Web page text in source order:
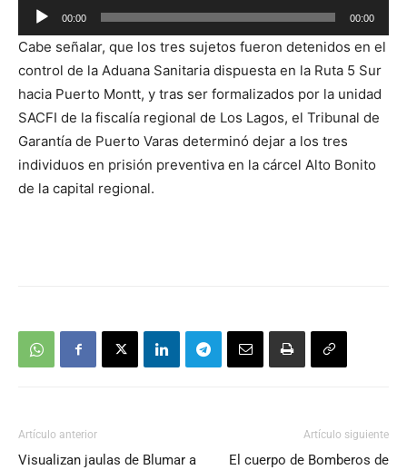
Reproductor
de
audio
00:00 00:00
Cabe señalar, que los tres sujetos fueron detenidos en el
control de la Aduana Sanitaria dispuesta en la Ruta 5 Sur
hacia Puerto Montt, y tras ser formalizados por la unidad
SACFI de la fiscalía regional de Los Lagos, el Tribunal de
Garantía de Puerto Varas determinó dejar a los tres
individuos en prisión preventiva en la cárcel Alto Bonito
de la capital regional.
Artículo anterior
Visualizan jaulas de Blumar a
Artículo siguiente
El cuerpo de Bomberos de